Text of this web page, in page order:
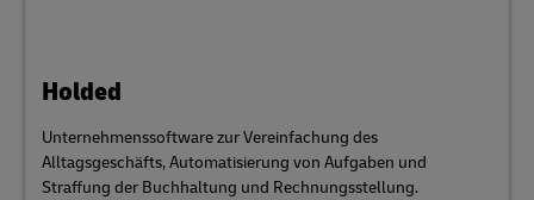
Holded
Unternehmenssoftware zur Vereinfachung des
Alltagsgeschäfts, Automatisierung von Aufgaben und
Straffung der Buchhaltung und Rechnungsstellung.